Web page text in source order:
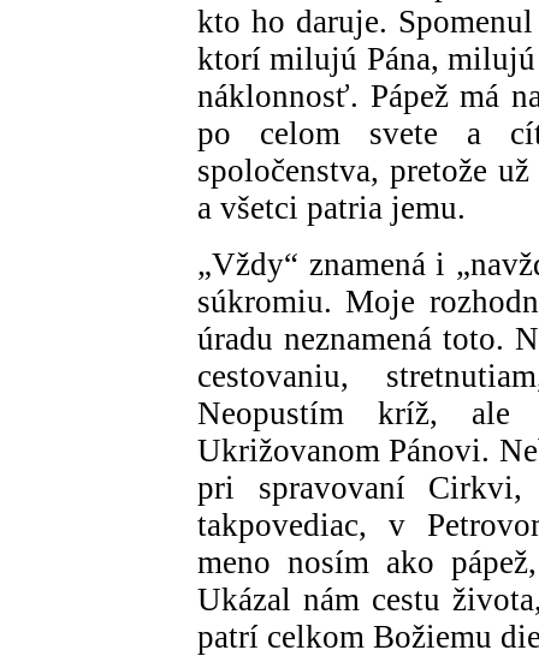
kto ho daruje.
ktorí milujú Pána,
náklonnosť. Pápež má
po celom svete a
spoločenstva, pretože
a všetci patria jemu.
„Vždy“ znamená i
súkromiu. Moje
úradu neznamená toto.
cestovaniu,
Neopustím kríž, ale
Ukrižovanom Pánovi.
pri spravovaní
takpovediac, v
meno nosím ako
Ukázal nám cestu
patrí celkom Božiemu